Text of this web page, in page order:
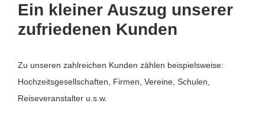
Ein kleiner Auszug unserer
zufriedenen Kunden
Zu unseren zahlreichen Kunden zählen beispielsweise:
Hochzeitsgesellschaften, Firmen, Vereine, Schulen,
Reiseveranstalter u.s.w.